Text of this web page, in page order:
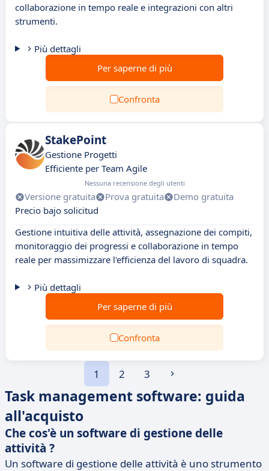
collaborazione in tempo reale e integrazioni con altri
strumenti.
Più dettagli
Per saperne di più
Confronta
StakePoint
Gestione Progetti
Efficiente per Team Agile
Nessuna recensione degli utenti
Versione gratuita Prova gratuita
Demo gratuita
Precio bajo solicitud
Gestione intuitiva delle attività, assegnazione dei compiti,
monitoraggio dei progressi e collaborazione in tempo
reale per massimizzare l'efficienza del lavoro di squadra.
Più dettagli
Per saperne di più
Confronta
1 2 3
Task management software: guida
all'acquisto
Che cos'è un software di gestione delle
attività ?
Un software di gestione delle attività è uno strumento